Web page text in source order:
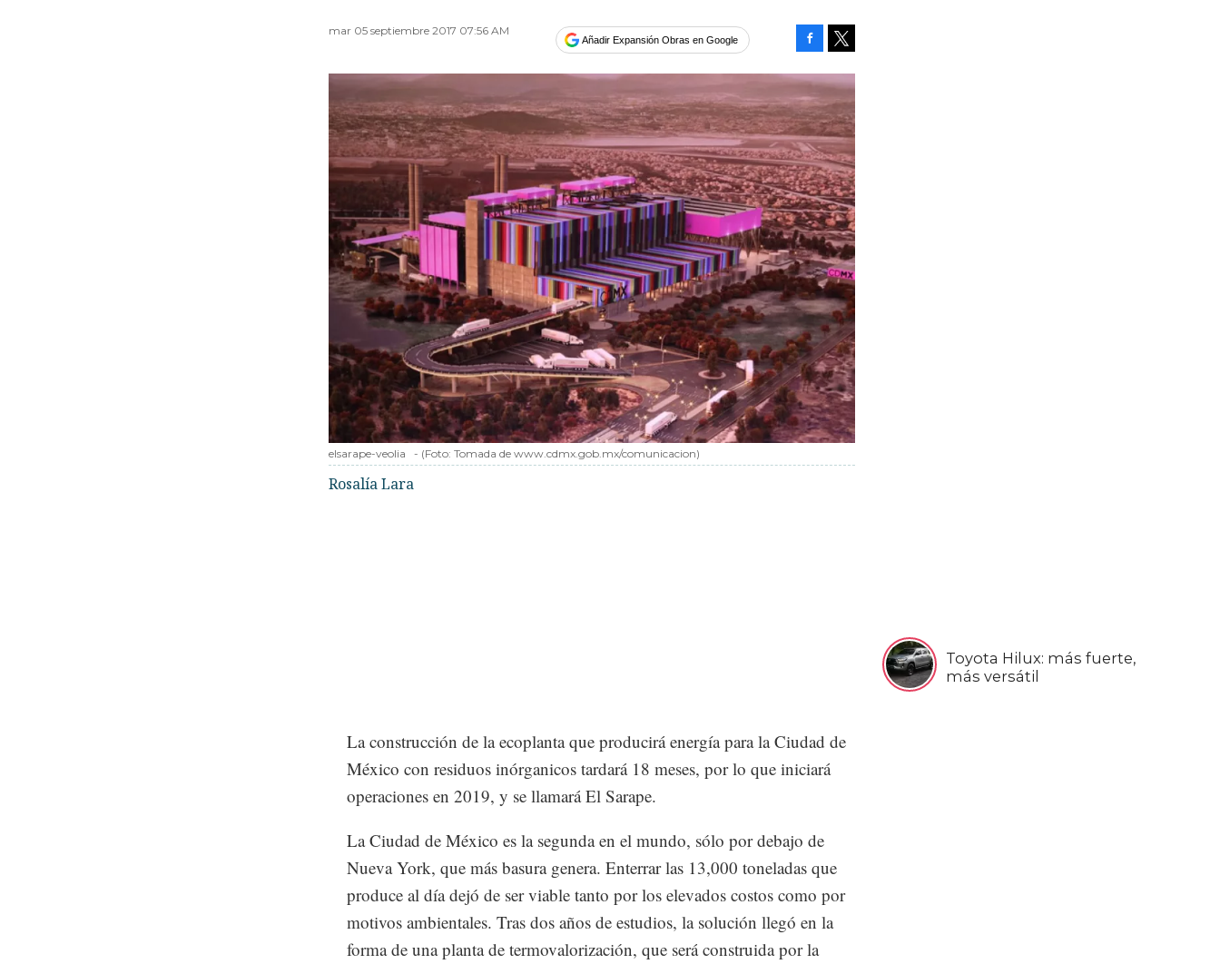
Toyota Hilux: más fuerte,
más versátil
mar 05 septiembre 2017 07:56 AM
Añadir Expansión Obras en Google
elsarape-veolia - (Foto: Tomada de www.cdmx.gob.mx/comunicacion)
Rosalía Lara
La construcción de la ecoplanta que producirá energía para la Ciudad de
México con residuos inórganicos tardará 18 meses, por lo que iniciará
operaciones en 2019, y se llamará El Sarape.
La Ciudad de México es la segunda en el mundo, sólo por debajo de
Nueva York, que más basura genera. Enterrar las 13,000 toneladas que
produce al día dejó de ser viable tanto por los elevados costos como por
motivos ambientales. Tras dos años de estudios, la solución llegó en la
forma de una planta de termovalorización, que será construida por la